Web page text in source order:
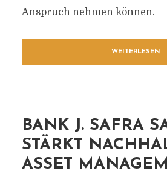
Anspruch nehmen können.
WEITERLESEN
BANK J. SAFRA
STÄRKT
ASSET